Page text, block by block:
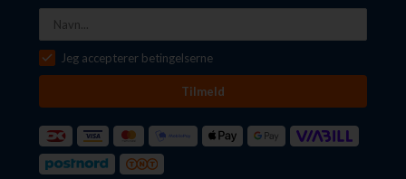
Jeg accepterer betingelserne